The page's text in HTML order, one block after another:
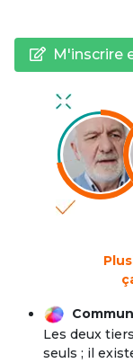
M'inscrire
Les deux
seuls ; il